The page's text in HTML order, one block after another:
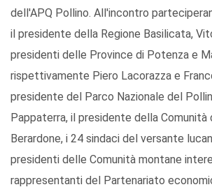
dell'APQ Pollino. All'incontro
il presidente della Regione Basilicata,
presidenti delle Province di Potenza e
rispettivamente Piero Lacorazza e
presidente del Parco Nazionale del
Pappaterra, il presidente della Comunità
Berardone, i 24 sindaci del versante
presidenti delle Comunità montane
rappresentanti del Partenariato